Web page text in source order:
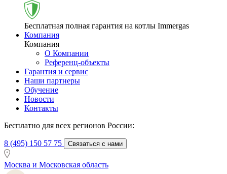
Бесплатная полная гарантия на котлы Immergas
Компания
Компания
О Компании
Референц-объекты
Гарантия и сервис
Наши партнеры
Обучение
Новости
Контакты
Бесплатно для всех регионов России:
8 (495) 150 57 75 Связаться с нами
Москва и Московская область